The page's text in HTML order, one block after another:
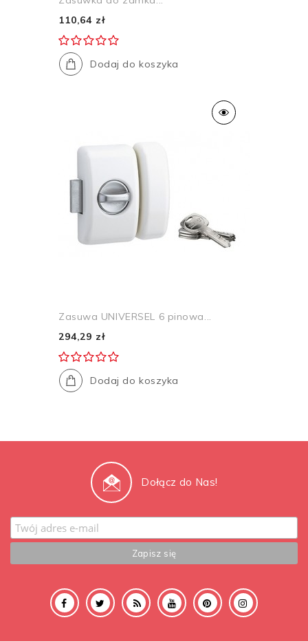
110,64 zł
Dodaj do koszyka
Zasuwa UNIVERSEL 6 pinowa...
294,29 zł
Dodaj do koszyka
Dołącz do Nas!